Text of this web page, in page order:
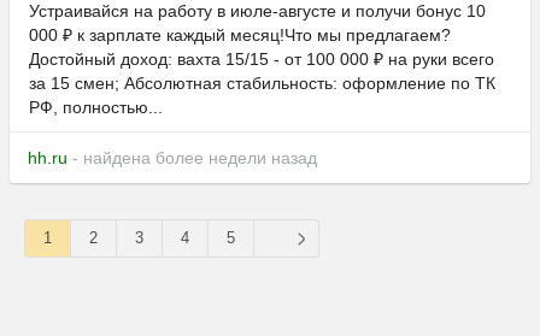
Устраивайся на работу в июле-августе и получи бонус 10
000 ₽ к зарплате каждый месяц!Что мы предлагаем?
Достойный доход: вахта 15/15 - от 100 000 ₽ на руки всего
за 15 смен; Абсолютная стабильность: оформление по ТК
РФ, полностью...
hh.ru - найдена более недели назад
1 2 3 4 5